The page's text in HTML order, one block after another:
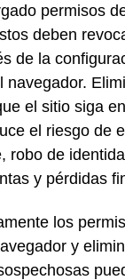
permisos
deben
de la
navegador.
el sitio siga
el riesgo de
robo de
y pérdidas
los
y